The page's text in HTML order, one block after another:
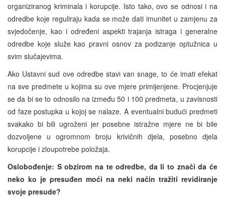
organiziranog kriminala i korupcije. Isto tako, ovo se odnosi i na
odredbe koje reguliraju kada se može dati imunitet u zamjenu za
svjedočenje, kao i određeni aspekti trajanja istraga i generalne
odredbe koje služe kao pravni osnov za podizanje optužnica u
svim slučajevima.
Ako Ustavni sud ove odredbe stavi van snage, to će imati efekat
na sve predmete u kojima su ove mjere primijenjene. Procjenjuje
se da bi se to odnosilo na između 50 i 100 predmeta, u zavisnosti
od faze postupka u kojoj se nalaze. A eventualni budući predmeti
svakako bi bili ugroženi jer posebne istražne mjere ne bi bile
dozvoljene u ogromnom broju krivičnih djela, posebno djela
korupcije i zloupotrebe položaja.
Oslobođenje: S obzirom na te odredbe, da li to znači da će
neko ko je presuđen moći na neki način tražiti revidiranje
svoje presude?